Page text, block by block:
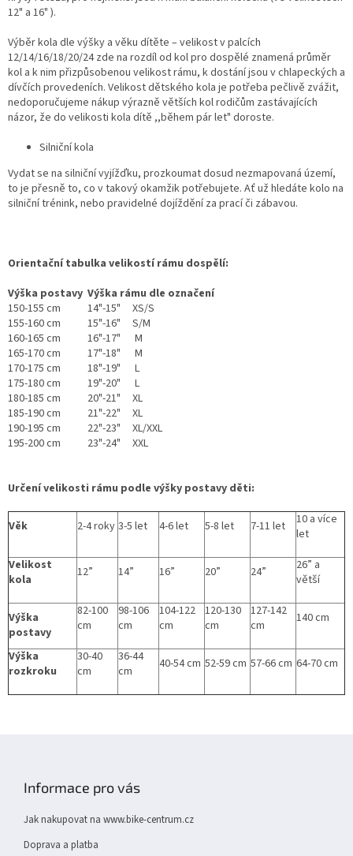
12" a 16" ).
Výběr kola dle výšky a věku dítěte – velikost v palcích
12/14/16/18/20/24 zde na rozdíl od kol pro dospělé znamená průměr
kol a k nim přizpůsobenou velikost rámu, k dostání jsou v chlapeckých a
dívčích provedeních. Velikost dětského kola je potřeba pečlivě zvážit,
nedoporučujeme nákup výrazně větších kol rodičům zastávajících
názor, že do velikosti kola dítě ,,během pár let" doroste.
Silniční kola
Vydat se na silniční vyjížďku, prozkoumat dosud nezmapovaná území,
to je přesně to, co v takový okamžik potřebujete. Ať už hledáte kolo na
silniční trénink, nebo pravidelné dojíždění za prací či zábavou.
Orientační tabulka velikostí rámu dospělí:
Výška postavy Výška rámu dle označení
150-155 cm
14"-15" XS/S
155-160 cm
15"-16" S/M
160-165 cm
16"-17" M
165-170 cm
17"-18" M
170-175 cm
18"-19" L
175-180 cm
19"-20" L
180-185 cm
20"-21" XL
185-190 cm
21"-22" XL
190-195 cm
22"-23" XL/XXL
195-200 cm
23"-24" XXL
Určení velikosti rámu podle výšky postavy děti:
Věk 2-4 roky 3-5 let 4-6 let 5-8 let 7-11 let
10 a více
let
Velikost
kola
12” 14” 16” 20” 24”
26” a
větší
Výška
postavy
82-100
cm
98-106
cm
104-122
cm
120-130
cm
127-142
cm
140 cm
Výška
rozkroku
30-40
cm
36-44
cm
40-54 cm 52-59 cm 57-66 cm 64-70 cm
Informace pro vás
Jak nakupovat na www.bike-centrum.cz
Doprava a platba